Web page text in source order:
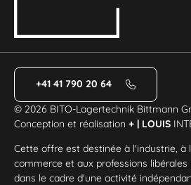
+41 41 790 20 64
© 2026 BITO-Lagertechnik Bittmann
Conception et réalisation+ | LOUIS
Cette offre est destinée à l'industrie, à
commerce et aux professions
dans le cadre d'une activité